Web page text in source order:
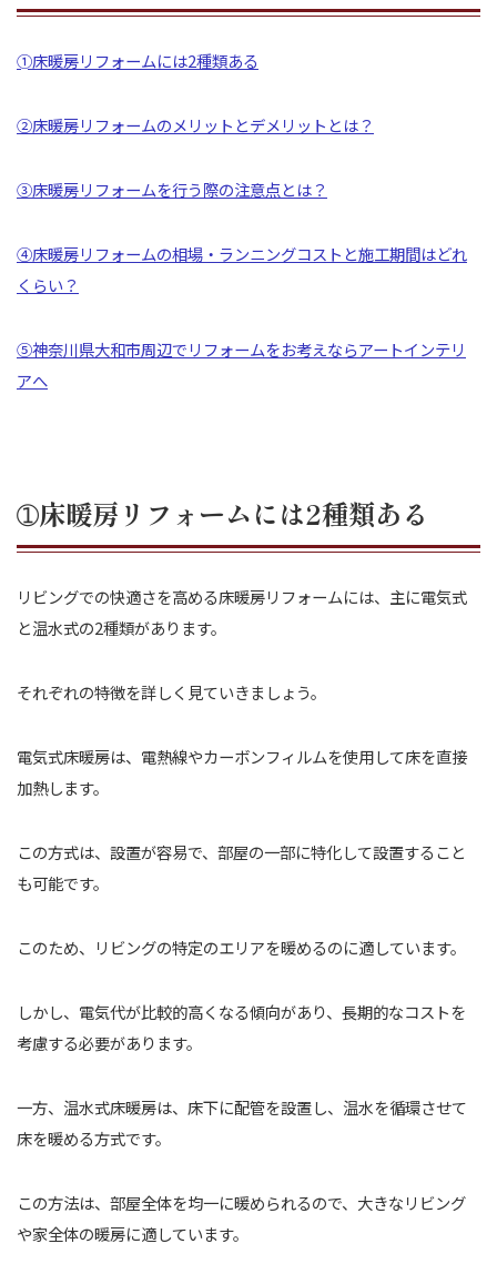
➀床暖房リフォームには2種類ある
②床暖房リフォームのメリットとデメリットとは？
③床暖房リフォームを行う際の注意点とは？
④床暖房リフォームの相場・ランニングコストと施工期間はどれ
くらい？
⑤神奈川県大和市周辺でリフォームをお考えならアートインテリ
アへ
➀床暖房リフォームには2種類ある
リビングでの快適さを高める床暖房リフォームには、主に電気式
と温水式の2種類があります。
それぞれの特徴を詳しく見ていきましょう。
電気式床暖房は、電熱線やカーボンフィルムを使用して床を直接
加熱します。
この方式は、設置が容易で、部屋の一部に特化して設置すること
も可能です。
このため、リビングの特定のエリアを暖めるのに適しています。
しかし、電気代が比較的高くなる傾向があり、長期的なコストを
考慮する必要があります。
一方、温水式床暖房は、床下に配管を設置し、温水を循環させて
床を暖める方式です。
この方法は、部屋全体を均一に暖められるので、大きなリビング
や家全体の暖房に適しています。